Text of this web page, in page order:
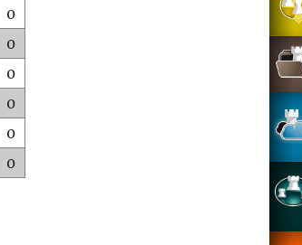
0
0
0
0
0
0